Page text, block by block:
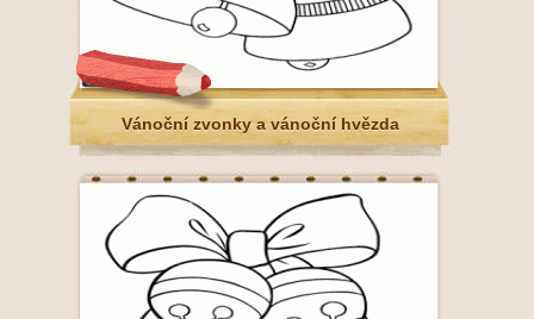
Vánoční zvonky a vánoční hvězda